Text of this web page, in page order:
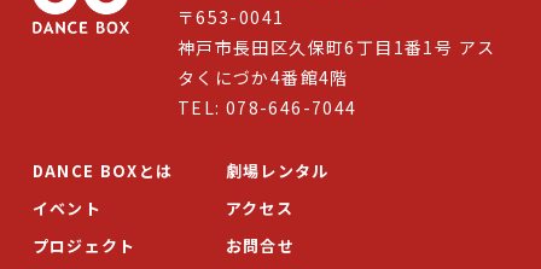
〒653-0041
神戸市長田区久保町6丁目1番1号 アス
タくにづか4番館4階
TEL: 078-646-7044
DANCE BOXとは
イベント
プロジェクト
劇場レンタル
アクセス
お問合せ